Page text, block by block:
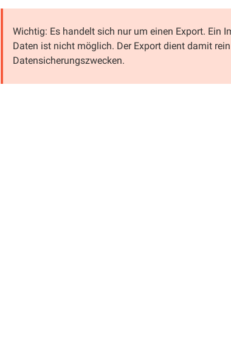
Wichtig: Es handelt sich nur um einen Export. Ein
Daten ist nicht möglich. Der Export dient damit
Datensicherungszwecken.